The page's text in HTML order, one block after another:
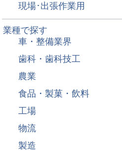
現場･出張作業用
業種で探す
車・整備業界
歯科・歯科技工
農業
食品・製菓・飲料
工場
物流
製造